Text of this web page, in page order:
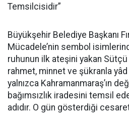
Temsilcisidir”
Büyükşehir Belediye Başkanı
Mücadele’nin sembol
ruhunun ilk ateşini yakan Sütçü
rahmet, minnet ve şükranla
yalnızca Kahramanmaraş’ın
bağımsızlık iradesini temsil
adıdır. O gün gösterdiği